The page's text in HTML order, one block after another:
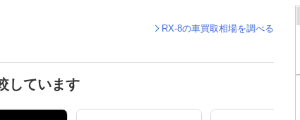
RX-8の車買取相場を調べる
しています